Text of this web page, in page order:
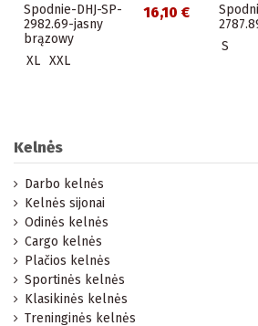
Spodnie-DHJ-SP-
2982.69-jasny
brązowy
16,10 €
XL XXL
S
Kelnės
Darbo kelnės
Kelnės sijonai
Odinės kelnės
Cargo kelnės
Plačios kelnės
Sportinės kelnės
Klasikinės kelnės
Treninginės kelnės